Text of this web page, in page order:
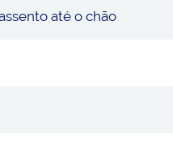
até o chão